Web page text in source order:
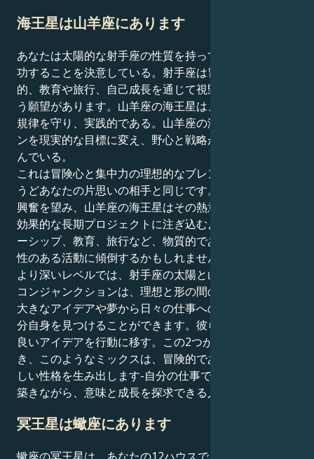
海王星は山羊座にあります
あなたは太陽的な射手座の性質を持っており、競争で成
功することを決意している。射手座は冒険好きで哲学
的、教育や旅行、自己成長を通じて視野を広げたいとい
う願望があります。山羊座の海王星は、地に足をつけ、
規律を守り、実践的である。山羊座の海王星は、ビジョ
ンを現実的な目標に変え、野心と戦略が出会うことを望
んでいる。
これは冒険心と集中力の理想的なブレンドであり、ちょ
うどあなたの片思いの相手と同じです。射手座は自由と
興奮を望み、山羊座の海王星はその熱意を実際の成果や
効果的な長期プロジェクトに注ぎ込むよう促す。リーダ
ーシップ、教育、旅行など、物質的であると同時に先見
性のある活動に傾倒するかもしれません。
より深いレベルでは、射手座の太陽と山羊座の海王星の
コンジャンクションは、理想と形の間の緊張を通して、
大きなアイデアや夢から日々の仕事への変換を考え、自
分自身を見つけることができます。彼らは伸び伸びと、
良いアイデアを行動に移す。この2つが調和していると
き、このようなミックスは、冒険的でありながら規律正
しい性格を生み出します-自分の仕事で継続的な地歩を
築きながら、意味と成長を探求できる人です。
冥王星は蠍座にあります